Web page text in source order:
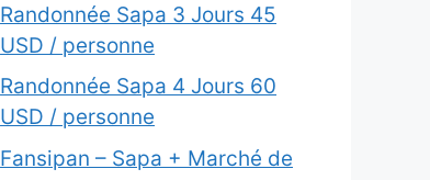
Randonnée Sapa 3 Jours 45
USD / personne
Randonnée Sapa 4 Jours 60
USD / personne
Fansipan – Sapa + Marché de